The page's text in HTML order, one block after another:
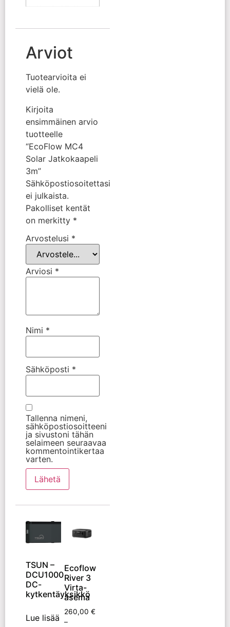
Arviot
Tuotearvioita ei
vielä ole.
Kirjoita
ensimmäinen arvio
tuotteelle
“EcoFlow MC4
Solar Jatkokaapeli
3m”
Sähköpostiosoitettasi
ei julkaista.
Pakolliset kentät
on merkitty *
Arvostelusi *
Arviosi *
Nimi *
Sähköposti *
Tallenna nimeni,
sähköpostiosoitteeni
ja sivustoni tähän
selaimeen seuraavaa
kommentointikertaa
varten.
TSUN –
DCU1000
DC-
kytkentäyksikkö
Lue lisää
Ecoflow
River 3
Virta-
asema
260,00 €
–